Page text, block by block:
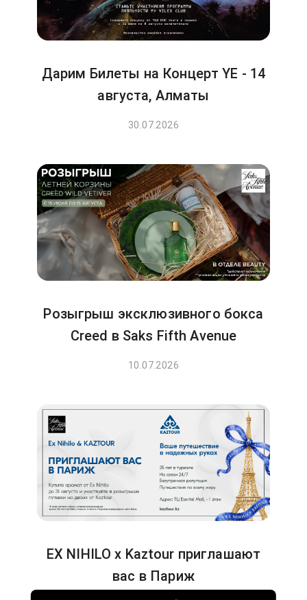
Дарим Билеты на Концерт YE - 14
августа, Алматы
30.07.2026
Розыгрыш эксклюзивного бокса
Creed в Saks Fifth Avenue
10.07.2026
EX NIHILO x Kaztour приглашают
вас в Париж